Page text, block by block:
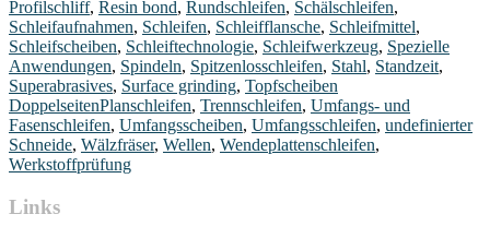
Profilschliff, Resin bond, Rundschleifen, Schälschleifen,
Schleifaufnahmen, Schleifen, Schleifflansche, Schleifmittel,
Schleifscheiben, Schleiftechnologie, Schleifwerkzeug, Spezielle
Anwendungen, Spindeln, Spitzenlosschleifen, Stahl, Standzeit,
Superabrasives, Surface grinding, Topfscheiben
DoppelseitenPlanschleifen, Trennschleifen, Umfangs- und
Fasenschleifen, Umfangsscheiben, Umfangsschleifen, undefinierter
Schneide, Wälzfräser, Wellen, Wendeplattenschleifen,
Werkstoffprüfung
Links